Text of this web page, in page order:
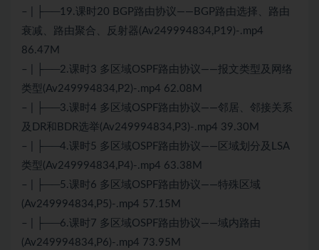
– | ├──19.课时20 BGP路由协议——BGP路由选择、路由
衰减、路由聚合、反射器(Av249994834,P19)-.mp4
86.47M
– | ├──2.课时3 多区域OSPF路由协议——报文类型及网络
类型(Av249994834,P2)-.mp4 62.08M
– | ├──3.课时4 多区域OSPF路由协议——邻居、邻接关系
及DR和BDR选举(Av249994834,P3)-.mp4 39.30M
– | ├──4.课时5 多区域OSPF路由协议——区域划分及LSA
类型(Av249994834,P4)-.mp4 63.38M
– | ├──5.课时6 多区域OSPF路由协议——特殊区域
(Av249994834,P5)-.mp4 57.15M
– | ├──6.课时7 多区域OSPF路由协议——域内路由
(Av249994834,P6)-.mp4 73.95M